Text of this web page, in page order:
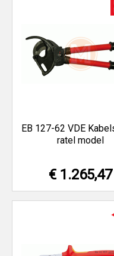
EB 127-62 VDE
ratel model
€ 1.265,47